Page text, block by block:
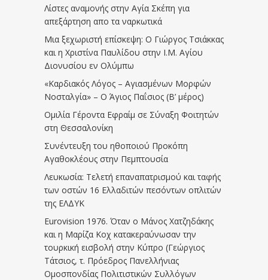
Λίστες αναμονής στην Αγία Σκέπη για
απεξάρτηση απο τα ναρκωτικά
Μια ξεχωριστή επίσκεψη: Ο Γιώργος Τσιάκκας
και η Χριστίνα Παυλίδου στην Ι.Μ. Αγίου
Διονυσίου εν Ολύμπω
«Καρδιακός Λόγος – Αγιασμένων Μορφών
Νοσταλγία» – Ο Άγιος Παΐσιος (Β’ μέρος)
Ομιλία Γέροντα Εφραίμ σε Σύναξη Φοιτητών
στη Θεσσαλονίκη
Συνέντευξη του ηθοποιού Προκόπη
Αγαθοκλέους στην Πεμπτουσία
Λευκωσία: Τελετή επαναπατρισμού και ταφής
των οστών 16 Ελλαδιτών πεσόντων οπλιτών
της ΕΛΔΥΚ
Eurovision 1976. Όταν ο Μάνος Χατζηδάκης
και η Μαρίζα Κοχ κατακεραύνωσαν την
τουρκική εισβολή στην Κύπρο (Γεώργιος
Τάτσιος, τ. Πρόεδρος Πανελλήνιας
Ομοσπονδίας Πολιτιστικών Συλλόγων